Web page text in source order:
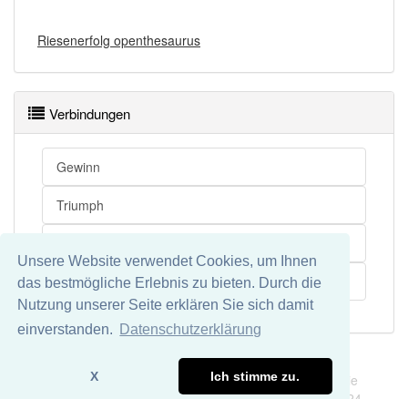
Unsere Website verwendet Cookies, um Ihnen
das bestmögliche Erlebnis zu bieten. Durch die
Nutzung unserer Seite erklären Sie sich damit
einverstanden.
Datenschutzerklärung
X Ich stimme zu.
Riesenerfolg openthesaurus
Verbindungen
Gewinn
Triumph
Bombenerfolg
Datenschutz
Wir übernehmen keine Garantie und keine Haftung für die